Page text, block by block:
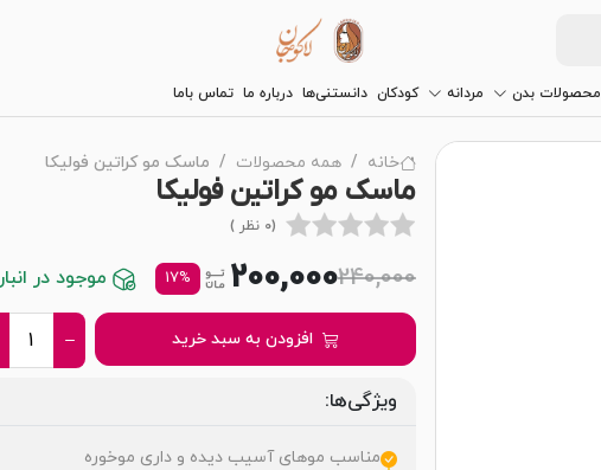
محصولات بدن مردانه کودکان دانستنی‌ها درباره ما تماس باما
خانه همه محصولات ماسک مو کراتین فولیکا
ماسک مو کراتین فولیکا
(0 نظر )
240,000
200,000
17% موجود در انبار
افزودن به سبد خرید
ویژگی‌ها:
مناسب موهای آسیب دیده و داری موخوره